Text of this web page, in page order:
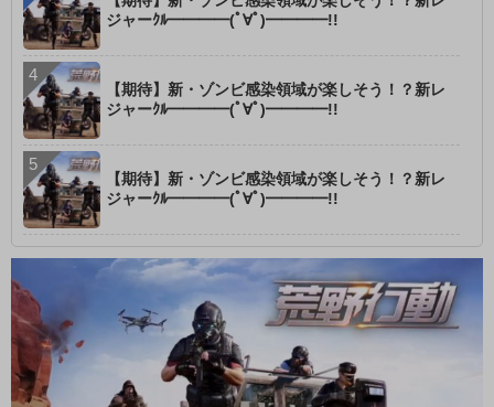
ジャーｸﾙ━━━━(ﾟ∀ﾟ)━━━━!!
【期待】新・ゾンビ感染領域が楽しそう！？新レ
ジャーｸﾙ━━━━(ﾟ∀ﾟ)━━━━!!
【期待】新・ゾンビ感染領域が楽しそう！？新レ
ジャーｸﾙ━━━━(ﾟ∀ﾟ)━━━━!!